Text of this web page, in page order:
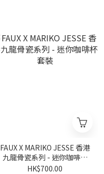
FAUX X MARIKO JESSE 香港
九龍骨瓷系列 - 迷你咖啡杯
套裝
HK$700.00